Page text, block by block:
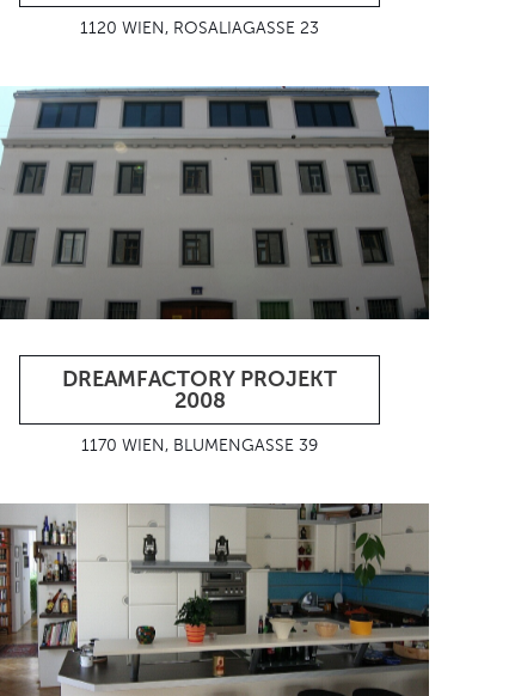
1120 WIEN, ROSALIAGASSE 23
DREAMFACTORY PROJEKT
2008
1170 WIEN, BLUMENGASSE 39